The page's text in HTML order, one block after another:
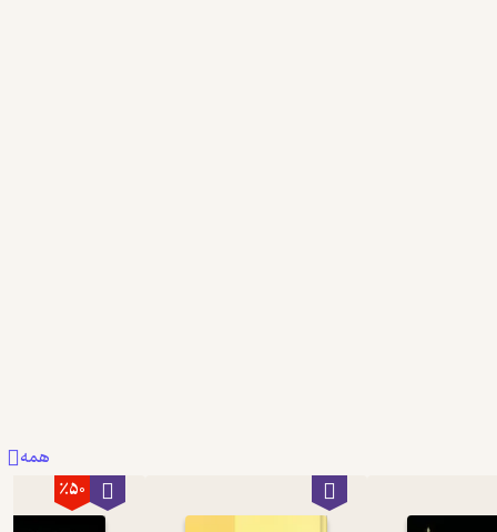
همه
٪50